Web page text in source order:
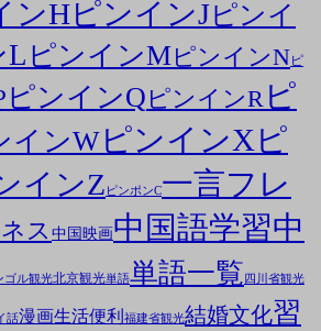
ンHピンインJピンイ
L ピンインMピンインNピ
ピンインQ ピンインR ピ
インWピンインXピ
インZ ピンポンC一言フレ
ス 中国映画中国語学習中
ゴル観光北京観光単語単語一覧 四川省観光
話漫画生活便利 福建省観光結婚文化習